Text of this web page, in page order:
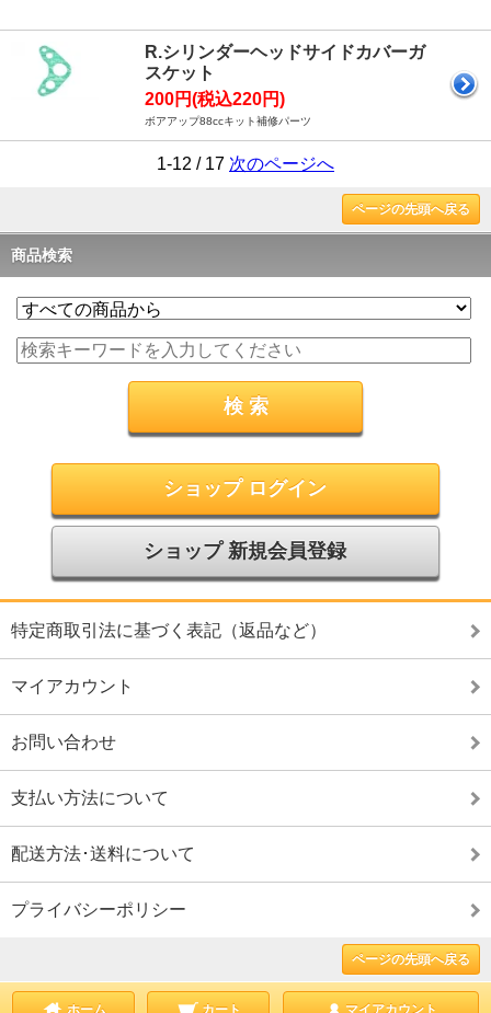
R.シリンダーヘッドサイドカバーガ
スケット
200円(税込220円)
ボアアップ88ccキット補修パーツ
1-12 / 17 次のページへ
ページの先頭へ戻る
商品検索
ショップ ログイン
ショップ 新規会員登録
特定商取引法に基づく表記（返品など）
マイアカウント
お問い合わせ
支払い方法について
配送方法･送料について
プライバシーポリシー
ページの先頭へ戻る
ホーム カート マイアカウント